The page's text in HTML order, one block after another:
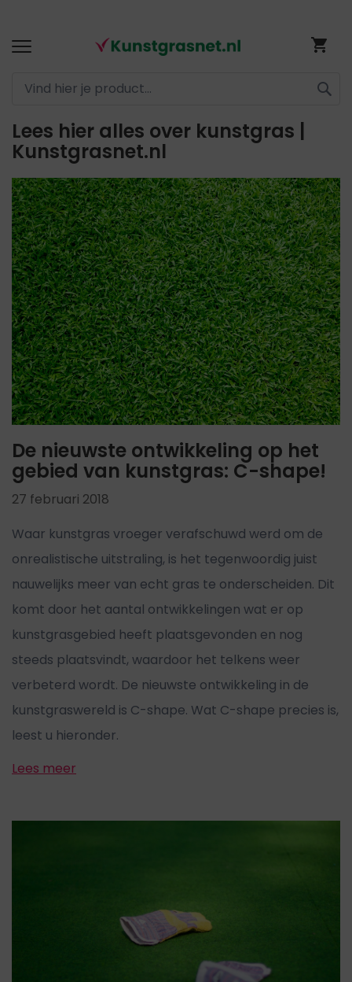
Lees hier alles over kunstgras |
Kunstgrasnet.nl
De nieuwste ontwikkeling op het
gebied van kunstgras: C-shape!
27 februari 2018
Waar kunstgras vroeger verafschuwd werd om de
onrealistische uitstraling, is het tegenwoordig juist
nauwelijks meer van echt gras te onderscheiden. Dit
komt door het aantal ontwikkelingen wat er op
kunstgrasgebied heeft plaatsgevonden en nog
steeds plaatsvindt, waardoor het telkens weer
verbeterd wordt. De nieuwste ontwikkeling in de
kunstgraswereld is C-shape. Wat C-shape precies is,
leest u hieronder.
Lees meer